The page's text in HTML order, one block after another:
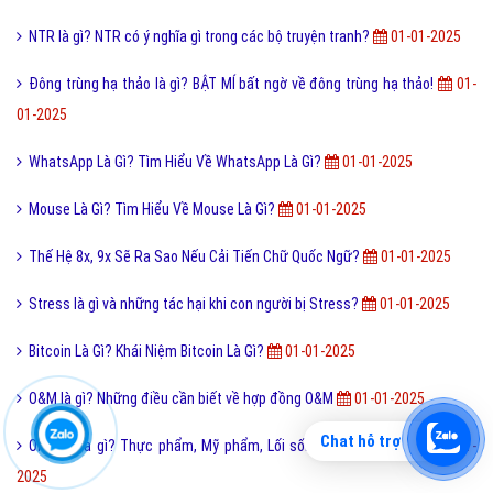
NTR là gì? NTR có ý nghĩa gì trong các bộ truyện tranh? 01-01-2025
Đông trùng hạ thảo là gì? BẬT MÍ bất ngờ về đông trùng hạ thảo!
01-
01-2025
WhatsApp Là Gì? Tìm Hiểu Về WhatsApp Là Gì? 01-01-2025
Mouse Là Gì? Tìm Hiểu Về Mouse Là Gì? 01-01-2025
Thế Hệ 8x, 9x Sẽ Ra Sao Nếu Cải Tiến Chữ Quốc Ngữ? 01-01-2025
Stress là gì và những tác hại khi con người bị Stress? 01-01-2025
Bitcoin Là Gì? Khái Niệm Bitcoin Là Gì? 01-01-2025
O&M là gì? Những điều cần biết về hợp đồng O&M 01-01-2025
Organic là gì? Thực phẩm, Mỹ phẩm, Lối sống Organic là gì?
01-01-
2025
Chat hỗ trợ